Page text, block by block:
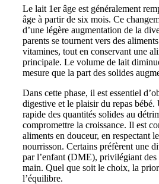
Le lait 1er âge est généralement
âge à partir de six mois. Ce
d’une légère augmentation de la
parents se tournent vers des
vitamines, tout en conservant une
principale. Le volume de lait
mesure que la part des solides
Dans cette phase, il est essentiel
digestive et le plaisir du repas
rapide des quantités solides au
compromettre la croissance. Il est
aliments en douceur, en respectant
nourrisson. Certains préfèrent une
par l’enfant (DME), privilégiant des
main. Quel que soit le choix, la
l’équilibre.